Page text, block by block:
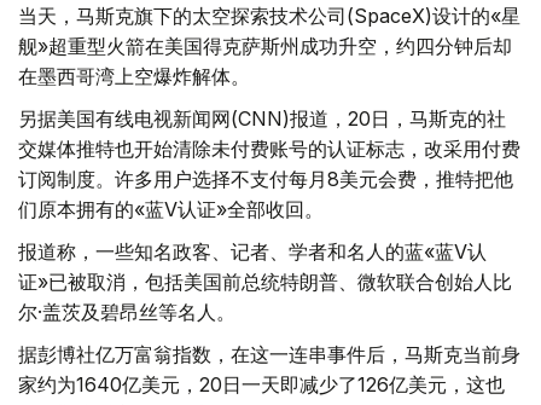
当天，马斯克旗下的太空探索技术公司(SpaceX)设计的«星
舰»超重型火箭在美国得克萨斯州成功升空，约四分钟后却
在墨西哥湾上空爆炸解体。
另据美国有线电视新闻网(CNN)报道，20日，马斯克的社
交媒体推特也开始清除未付费账号的认证标志，改采用付费
订阅制度。许多用户选择不支付每月8美元会费，推特把他
们原本拥有的«蓝V认证»全部收回。
报道称，一些知名政客、记者、学者和名人的蓝«蓝V认
证»已被取消，包括美国前总统特朗普、微软联合创始人比
尔·盖茨及碧昂丝等名人。
据彭博社亿万富翁指数，在这一连串事件后，马斯克当前身
家约为1640亿美元，20日一天即减少了126亿美元，这也